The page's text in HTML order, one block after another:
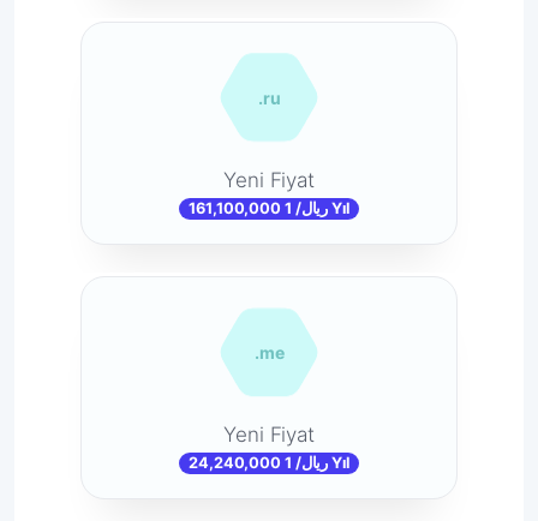
.ru
Yeni Fiyat
161,100,000 ریال/ 1 Yıl
.me
Yeni Fiyat
24,240,000 ریال/ 1 Yıl